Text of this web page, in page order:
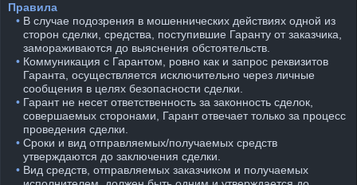
Правила
⠀• В случае подозрения в мошеннических действиях одной из
сторон сделки, средства, поступившие Гаранту от заказчика,
замораживаются до выяснения обстоятельств.
⠀• Коммуникация с Гарантом, ровно как и запрос реквизитов
Гаранта, осуществляется исключительно через личные
сообщения в целях безопасности сделки.
⠀• Гарант не несет ответственность за законность сделок,
совершаемых сторонами, Гарант отвечает только за процесс
проведения сделки.
⠀• Сроки и вид отправляемых/получаемых средств
утверждаются до заключения сделки.
⠀• Вид средств, отправляемых заказчиком и получаемых